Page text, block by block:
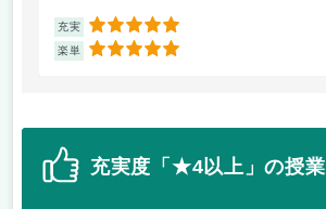
充実 5
楽単 5
充実度「★4以上」の授業